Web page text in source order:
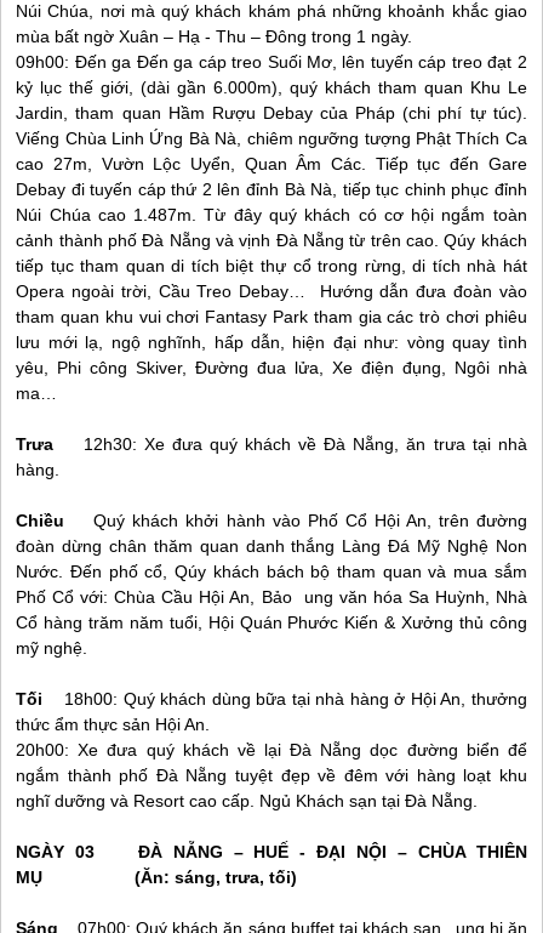
Núi Chúa, nơi mà quý khách khám phá những khoảnh khắc giao
mùa bất ngờ Xuân – Hạ - Thu – Đông trong 1 ngày.
09h00: Đến ga Đến ga cáp treo Suối Mơ, lên tuyến cáp treo đạt 2
kỷ lục thế giới, (dài gần 6.000m), quý khách tham quan Khu Le
Jardin, tham quan Hầm Rượu Debay của Pháp (chi phí tự túc).
Viếng Chùa Linh Ứng Bà Nà, chiêm ngưỡng tượng Phật Thích Ca
cao 27m, Vườn Lộc Uyển, Quan Âm Các. Tiếp tục đến Gare
Debay đi tuyến cáp thứ 2 lên đỉnh Bà Nà, tiếp tục chinh phục đỉnh
Núi Chúa cao 1.487m. Từ đây quý khách có cơ hội ngắm toàn
cảnh thành phốĐà Nẵng và vịnh Đà Nẵng từ trên cao. Qúy khách
tiếp tục tham quan di tích biệt thự cổ trong rừng, di tích nhà hát
Opera ngoài trời, Cầu Treo Debay… Hướng dẫn đưa đoàn vào
tham quan khu vui chơi Fantasy Park tham gia các trò chơi phiêu
lưu mới lạ, ngộ nghĩnh, hấp dẫn, hiện đại như: vòng quay tình
yêu, Phi công Skiver, Đường đua lửa, Xe điện đụng, Ngôi nhà
ma…
Trưa 12h30: Xe đưa quý khách vềĐà Nẵng , ăn trưa tại nhà
hàng.
ChiềuQuý khách khởi hành vào Phố Cổ Hội An , trên đường
đoàn dừng chân thăm quan danh thắng Làng Đá Mỹ Nghệ Non
Nước. Đến phố cổ, Qúy khách bách bộ tham quan và mua sắm
Phố Cổ với: Chùa Cầu Hội An , Bảo ung văn hóa Sa Huỳnh, Nhà
Cổ hàng trăm năm tuổi, Hội Quán Phước Kiến & Xưởng thủ công
mỹ nghệ.
Tối 18h00: Quý khách dùng bữa tại nhà hàng ở Hội An , thưởng
thức ẩm thực sản Hội An
20h00: Xe đưa quý khách về lạiĐà Nẵng dọc đường biển để
ngắm thành phố Đà Nẵng tuyệt đẹp về đêm với hàng loạt khu
nghĩ dưỡng và Resort cao cấp. Ngủ Khách sạn tạiĐà Nẵng
NGÀY 03 ĐÀ NẴNG – HUẾ - ĐẠI NỘI – CHÙA THIÊN
MỤ (Ăn: sáng, trưa, tối)
Sáng07h00: Quý khách ăn sáng buffet tại khách sạn. ung hi ăn